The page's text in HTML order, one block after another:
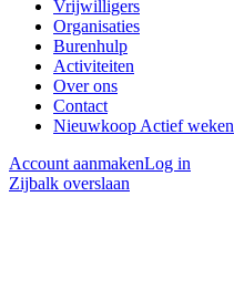
Vrijwilligers
Organisaties
Burenhulp
Activiteiten
Over ons
Contact
Nieuwkoop Actief weken
Account aanmakenLog in
Zijbalk overslaan